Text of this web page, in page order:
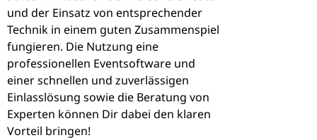
und der Einsatz von entsprechender
Technik in einem guten Zusammenspiel
fungieren. Die Nutzung eine
professionellen Eventsoftware und
einer schnellen und zuverlässigen
Einlasslösung sowie die Beratung von
Experten können Dir dabei den klaren
Vorteil bringen!